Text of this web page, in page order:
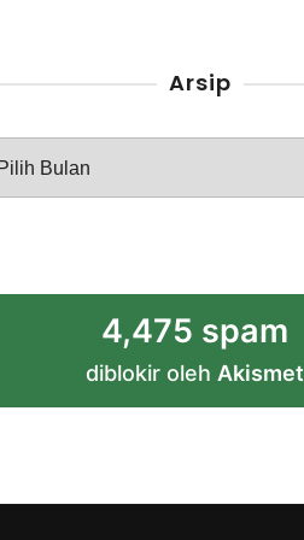
Arsip
4,475 spam
diblokir oleh Akismet